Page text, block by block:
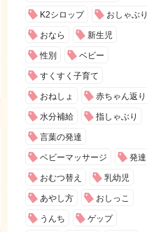
K2シロップ おしゃぶり
おなら 新生児
性別 ベビー
すくすく子育て
おねしょ 赤ちゃん返り
水分補給 指しゃぶり
言葉の発達
ベビーマッサージ 発達
おむつ替え 乳幼児
あやし方 おしっこ
うんち ゲップ